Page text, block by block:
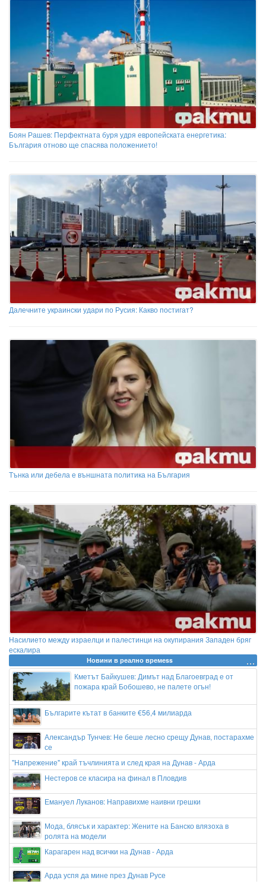
Боян Рашев: Перфектната буря удря европейската енергетика:
България отново ще спасява положението!
Далечните украински удари по Русия: Какво постигат?
Тънка или дебела е външната политика на България
Насилието между израелци и палестинци на окупирания Западен бряг
ескалира
Новини в реално времеss
Кметът Байкушев: Димът над Благоевград е от
пожара край Бобошево, не палете огън!
Българите кътат в банките €56,4 милиарда
Александър Тунчев: Не беше лесно срещу Дунав, постарахме
се
"Напрежение" край тъчлинията и след края на Дунав - Арда
Нестеров се класира на финал в Пловдив
Емануел Луканов: Направихме наивни грешки
Мода, блясък и характер: Жените на Банско влязоха в
ролята на модели
Карагарен над всички на Дунав - Арда
Арда успя да мине през Дунав Русе